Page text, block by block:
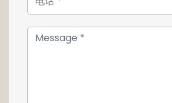
l'appartement dispose d'un